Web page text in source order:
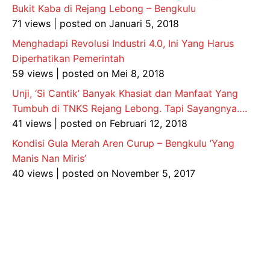
Bukit Kaba di Rejang Lebong – Bengkulu
71 views
posted on Januari 5, 2018
Menghadapi Revolusi Industri 4.0, Ini Yang Harus
Diperhatikan Pemerintah
59 views
posted on Mei 8, 2018
Unji, ‘Si Cantik’ Banyak Khasiat dan Manfaat Yang
Tumbuh di TNKS Rejang Lebong. Tapi Sayangnya….
41 views
posted on Februari 12, 2018
Kondisi Gula Merah Aren Curup – Bengkulu ‘Yang
Manis Nan Miris’
40 views
posted on November 5, 2017